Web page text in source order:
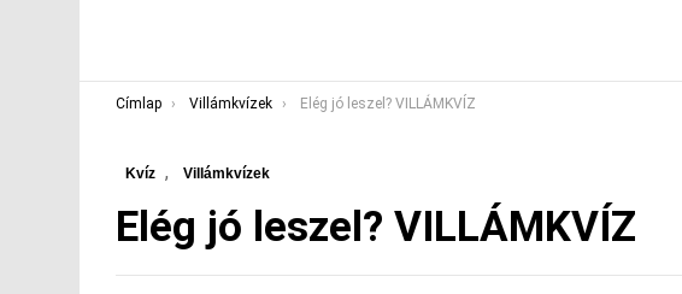
You are here:
Címlap Villámkvízek Elég jó leszel? VILLÁMKVÍZ
Kvíz , Villámkvízek
Elég jó leszel? VILLÁMKVÍZ